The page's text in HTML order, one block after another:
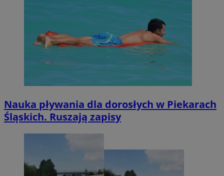
Nauka pływania dla dorosłych w Piekarach
Śląskich. Ruszają zapisy